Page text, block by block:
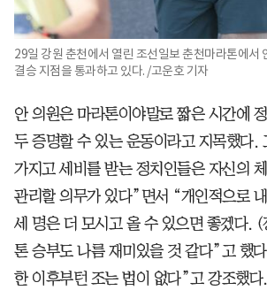
29일 강원 춘천에서 열린 조선일보 춘천마라톤에서
결승 지점을 통과하고 있다. /고운호 기자
안 의원은 마라톤이야말로 짧은 시간에
두 증명할 수 있는 운동이라고 지목했다.
가지고 세비를 받는 정치인들은 자신의
관리할 의무가 있다”면서 “개인적으로
세 명은 더 모시고 올 수 있으면 좋겠다.
톤 승부도 나름 재미있을 것 같다”고 했
한 이후부턴 조는 법이 없다”고 강조했다.